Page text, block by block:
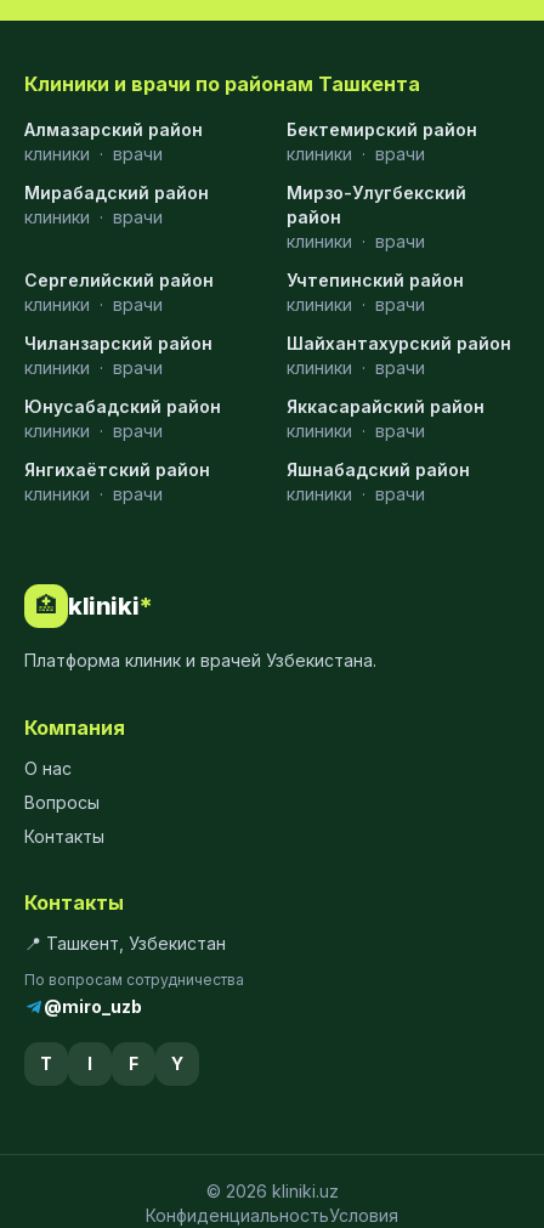
Клиники и врачи по районам Ташкента
Алмазарский район
клиники · врачи
Бектемирский район
клиники · врачи
Мирабадский район
клиники · врачи
Мирзо-Улугбекский
район
клиники · врачи
Сергелийский район
клиники · врачи
Учтепинский район
клиники · врачи
Чиланзарский район
клиники · врачи
Шайхантахурский район
клиники · врачи
Юнусабадский район
клиники · врачи
Яккасарайский район
клиники · врачи
Янгихаётский район
клиники · врачи
Яшнабадский район
клиники · врачи
🏥 kliniki*
Платформа клиник и врачей Узбекистана.
Компания
О нас
Вопросы
Контакты
Контакты
📍 Ташкент, Узбекистан
По вопросам сотрудничества
@miro_uzb
T I F Y
© 2026 kliniki.uz
КонфиденциальностьУсловия